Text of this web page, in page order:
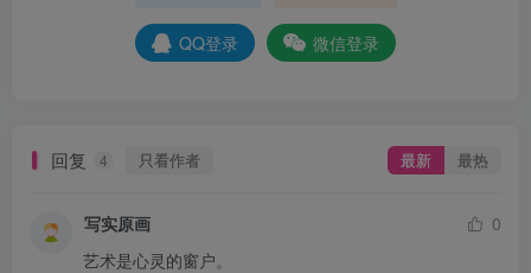
QQ登录 微信登录
回复 4 只看作者 最新 最热
写实原画
0
艺术是心灵的窗户。